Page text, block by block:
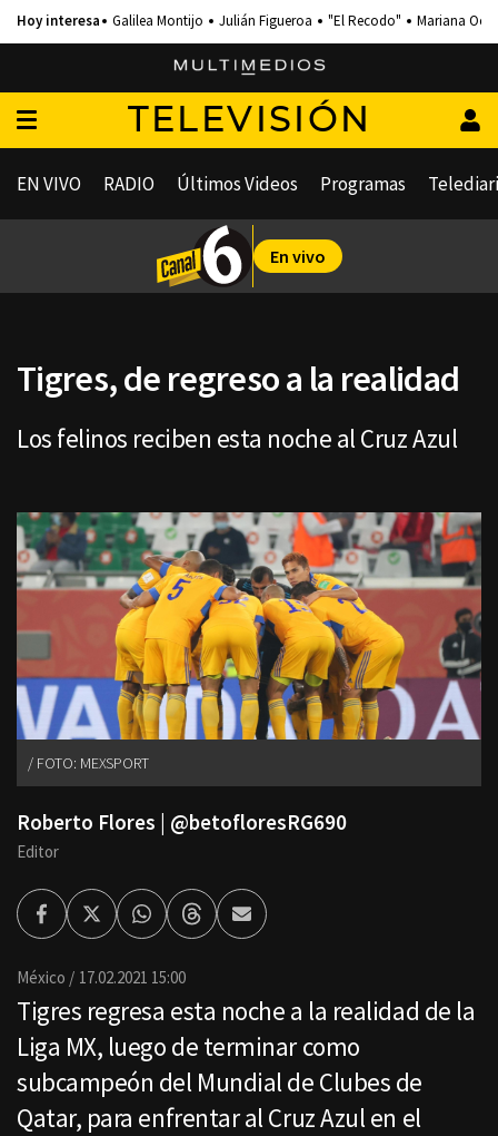
Galilea Montijo Julián Figueroa "El Recodo" Mariana
TELEVISIÓN
EN VIVO RADIO Últimos Videos Programas
En vivo
Tigres, de regreso a la realidad
Los felinos reciben esta noche al Cruz Azul
FOTO: MEXSPORT
Roberto Flores | @betofloresRG690
Editor
FacebookTwitterWhatsappThreadsEnviar
por
México 17.02.2021 15:00
Tigres regresa esta noche a la realidad de la
Liga MX, luego de terminar como
subcampeón del Mundial de Clubes de
Qatar, para enfrentar al Cruz Azul en el